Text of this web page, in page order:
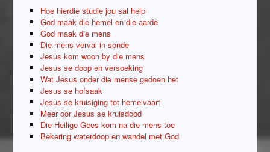
Hoe hierdie studie jou sal help
God maak die hemel en die aarde
God maak die mens
Die mens verval in sonde
Jesus kom woon by die mens
Jesus se doop en versoeking
Wat Jesus onder die mense gedoen het
Jesus se hofsaak
Jesus se kruisiging tot hemelvaart
Meer oor Jesus se kruisdood
Die Heilige Gees kom na die mens toe
Bekering waterdoop en wandel met God